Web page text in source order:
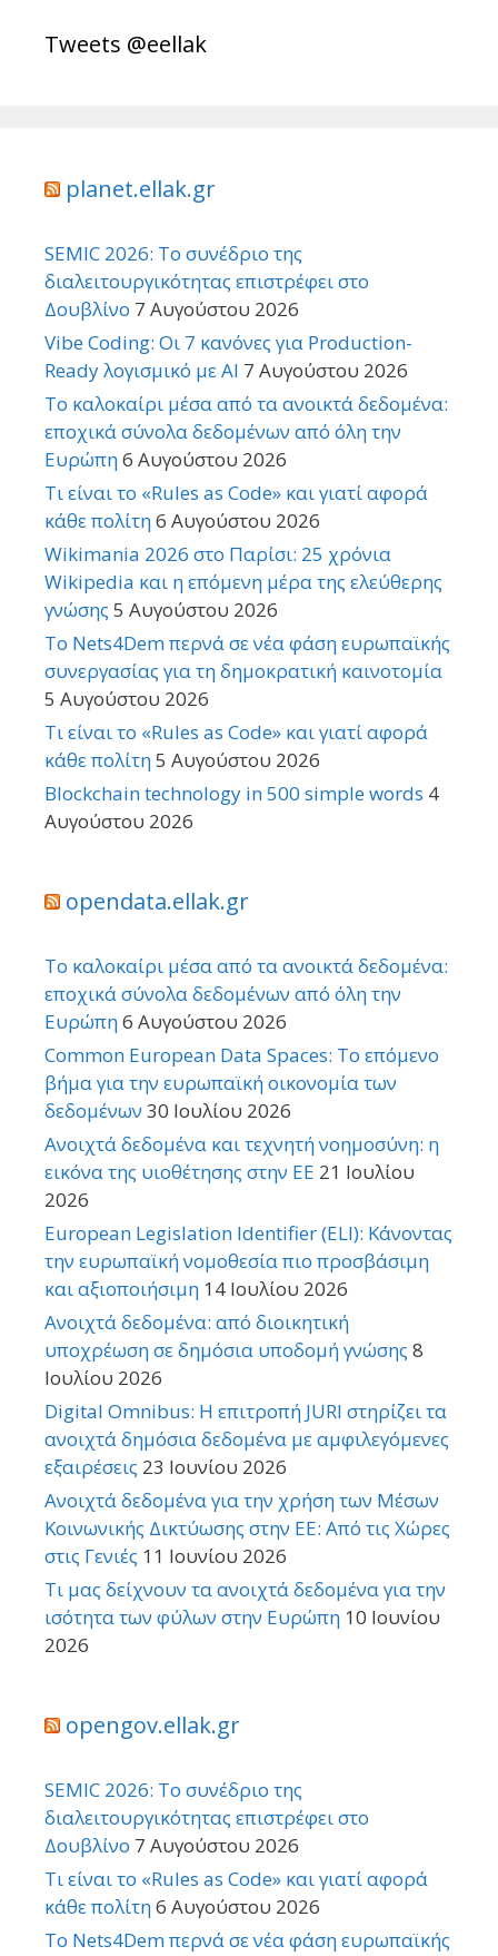
Tweets @eellak
planet.ellak.gr
SEMIC 2026: Το συνέδριο της
διαλειτουργικότητας επιστρέφει στο
Δουβλίνο 7 Αυγούστου 2026
Vibe Coding: Οι 7 κανόνες για Production-
Ready λογισμικό με AI 7 Αυγούστου 2026
Το καλοκαίρι μέσα από τα ανοικτά δεδομένα:
εποχικά σύνολα δεδομένων από όλη την
Ευρώπη6 Αυγούστου 2026
Τι είναι το «Rules as Code» και γιατί αφορά
κάθε πολίτη6 Αυγούστου 2026
Wikimania 2026 στο Παρίσι: 25 χρόνια
Wikipedia και η επόμενη μέρα της ελεύθερης
γνώσης 5 Αυγούστου 2026
Το Nets4Dem περνά σε νέα φάση ευρωπαϊκής
συνεργασίας για τη δημοκρατική καινοτομία
5 Αυγούστου 2026
Τι είναι το «Rules as Code» και γιατί αφορά
κάθε πολίτη5 Αυγούστου 2026
Blockchain technology in 500 simple words 4
Αυγούστου 2026
opendata.ellak.gr
Το καλοκαίρι μέσα από τα ανοικτά δεδομένα:
εποχικά σύνολα δεδομένων από όλη την
Ευρώπη6 Αυγούστου 2026
Common European Data Spaces: Το επόμενο
βήμα για την ευρωπαϊκή οικονομία των
δεδομένων 30 Ιουλίου 2026
Ανοιχτά δεδομένα και τεχνητή νοημοσύνη: η
εικόνα της υιοθέτησης στην ΕΕ 21 Ιουλίου
2026
European Legislation Identifier (ELI): Κάνοντας
την ευρωπαϊκή νομοθεσία πιο προσβάσιμη
και αξιοποιήσιμη 14 Ιουλίου 2026
Ανοιχτά δεδομένα: από διοικητική
υποχρέωση σε δημόσια υποδομή γνώσης 8
Ιουλίου 2026
Digital Omnibus: Η επιτροπή JURI στηρίζει τα
ανοιχτά δημόσια δεδομένα με αμφιλεγόμενες
εξαιρέσεις 23 Ιουνίου 2026
Ανοιχτά δεδομένα για την χρήση των Μέσων
Κοινωνικής Δικτύωσης στην ΕΕ: Από τις Χώρες
στις Γενιές 11 Ιουνίου 2026
Τι μας δείχνουν τα ανοιχτά δεδομένα για την
ισότητα των φύλων στην Ευρώπη 10 Ιουνίου
2026
opengov.ellak.gr
SEMIC 2026: Το συνέδριο της
διαλειτουργικότητας επιστρέφει στο
Δουβλίνο 7 Αυγούστου 2026
Τι είναι το «Rules as Code» και γιατί αφορά
κάθε πολίτη6 Αυγούστου 2026
Το Nets4Dem περνά σε νέα φάση ευρωπαϊκής